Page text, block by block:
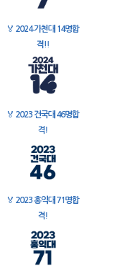
🏅 2024 가천대 14명합
격!!
🏅 2023 건국대 46명합
격!
🏅 2023 홍익대 71명합
격!